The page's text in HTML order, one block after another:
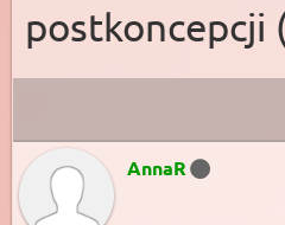
postkoncepcji
AnnaR